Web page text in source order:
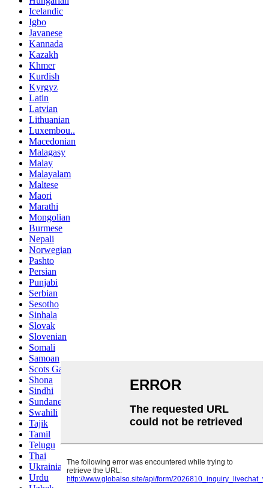
Icelandic
Igbo
Javanese
Kannada
Kazakh
Khmer
Kurdish
Kyrgyz
Latin
Latvian
Lithuanian
Luxembou..
Macedonian
Malagasy
Malay
Malayalam
Maltese
Maori
Marathi
Mongolian
Burmese
Nepali
Norwegian
Pashto
Persian
Punjabi
Serbian
Sesotho
Sinhala
Slovak
Slovenian
Somali
Samoan
Scots Gaelic
Shona
Sindhi
Sundanese
Swahili
Tajik
Tamil
Telugu
Thai
Ukrainian
Urdu